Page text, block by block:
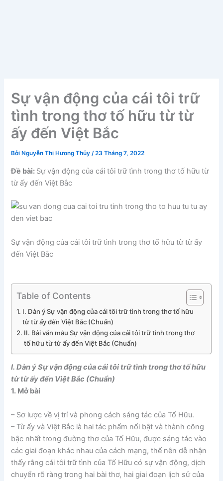
Sự vận động của cái tôi trữ
tình trong thơ tố hữu từ từ
ấy đến Việt Bắc
Bởi Nguyễn Thị Hương Thủy/23 Tháng 7, 2022
Đề bài: Sự vận động của cái tôi trữ tình trong thơ tố hữu từ
từ ấy đến Việt Bắc
Sự vận động của cái tôi trữ tình trong thơ tố hữu từ từ ấy
đến Việt Bắc
Table of Contents
I. Dàn ý Sự vận động của cái tôi trữ tình trong thơ tố hữu
từ từ ấy đến Việt Bắc (Chuẩn)
II. Bài văn mẫu Sự vận động của cái tôi trữ tình trong thơ
tố hữu từ từ ấy đến Việt Bắc (Chuẩn)
I. Dàn ý Sự vận động của cái tôi trữ tình trong thơ tố hữu
từ từ ấy đến Việt Bắc (Chuẩn)
1. Mở bài
– Sơ lược về vị trí và phong cách sáng tác của Tố Hữu.
– Từ ấy và Việt Bắc là hai tác phẩm nổi bật và thành công
bậc nhất trong đường thơ của Tố Hữu, được sáng tác vào
các giai đoạn khác nhau của cách mạng, thế nên dễ nhận
thấy rằng cái tôi trữ tình của Tố Hữu có sự vận động, dịch
chuyển rõ ràng trong hai bài thơ, hai giai đoạn lịch sử của